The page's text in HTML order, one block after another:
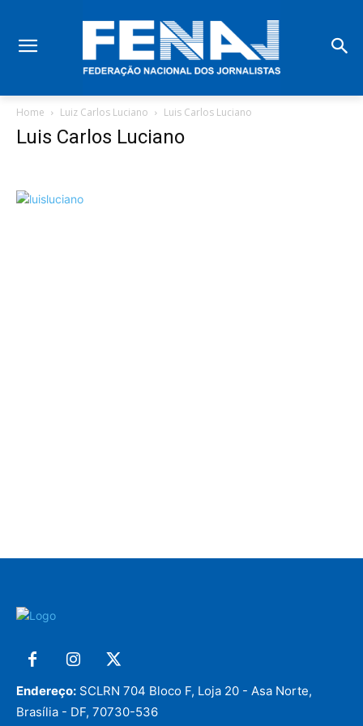
Home Luiz Carlos Luciano Luis Carlos Luciano
Luis Carlos Luciano
Endereço: SCLRN 704 Bloco F, Loja 20 - Asa Norte,
Brasília - DF, 70730-536